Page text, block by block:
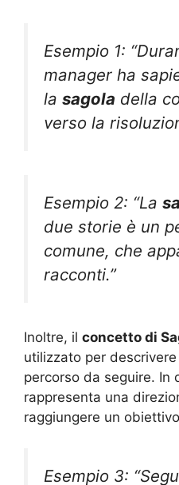
Esempio 1:
manager ha
la sagola della
verso la
Esempio 2: “La
due storie è un
comune, che
racconti.”
Inoltre, il concetto di
utilizzato per
percorso da seguire. In
rappresenta una
raggiungere un
Esempio 3: